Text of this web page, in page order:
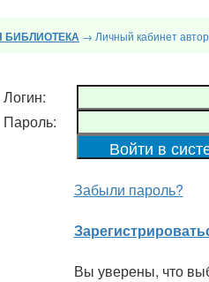
БИБЛИОТЕКА → Личный кабинет
Логин:
Пароль:
Забыли пароль?
Вы уверены, что